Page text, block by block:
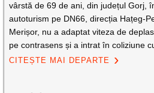
vârstă de 69 de ani, din județul Gorj,
autoturism pe DN66, direcția Hațeg-
Merișor, nu a adaptat viteza de
pe contrasens și a intrat în coliziune
CITEȘTE MAI DEPARTE